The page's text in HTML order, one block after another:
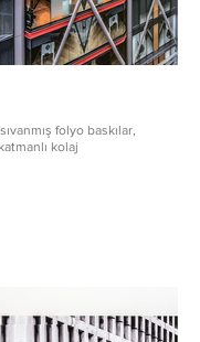
folyo baskılar,
kolaj